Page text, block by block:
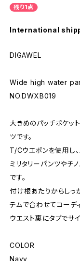
残り1点
International
DIGAWEL
Wide high water
NO.DWXB019
大きめのパッチポケッ
ツです。
T/Cウエポンを使用し
ミリタリーパンツやチ
です。
付け根あたりからしっ
テムで合わせてコーデ
ウエスト裏にタブでサ
COLOR
Navy